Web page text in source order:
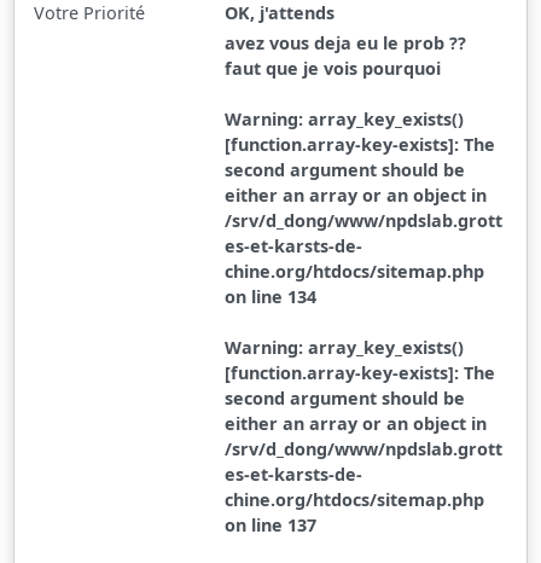
Votre Priorité
OK, j'attends
avez vous deja eu le prob ??
faut que je vois pourquoi
Warning: array_key_exists()
[function.array-key-exists]: The
second argument should be
either an array or an object in
/srv/d_dong/www/npdslab.grott
es-et-karsts-de-
chine.org/htdocs/sitemap.php
on line 134
Warning: array_key_exists()
[function.array-key-exists]: The
second argument should be
either an array or an object in
/srv/d_dong/www/npdslab.grott
es-et-karsts-de-
chine.org/htdocs/sitemap.php
on line 137